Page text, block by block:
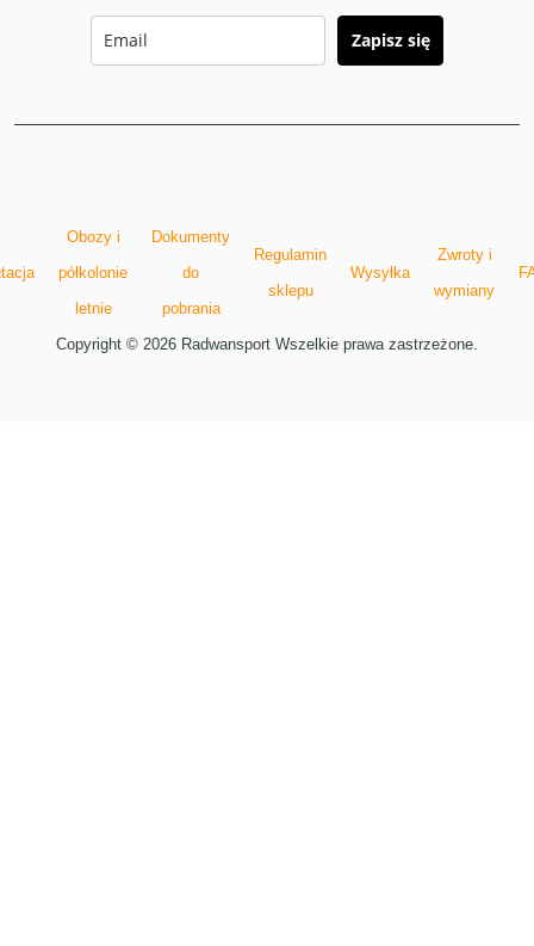
Zapisz się
Obozy i
półkolonie
letnie
Dokumenty
do
pobrania
Regulamin
sklepu
Wysyłka
Zwroty i
wymiany
Copyright © 2026 Radwansport Wszelkie prawa zastrzeżone.